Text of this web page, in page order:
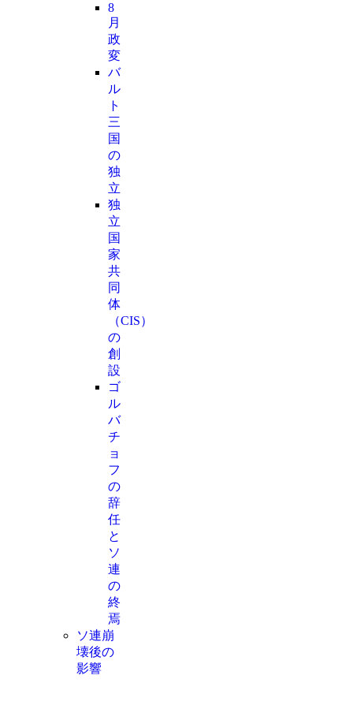
8
月
政
変
バ
ル
ト
三
国
の
独
立
独
立
国
家
共
同
体
（CIS）
の
創
設
ゴ
ル
バ
チ
ョ
フ
の
辞
任
と
ソ
連
の
終
焉
ソ連崩
壊後の
影響